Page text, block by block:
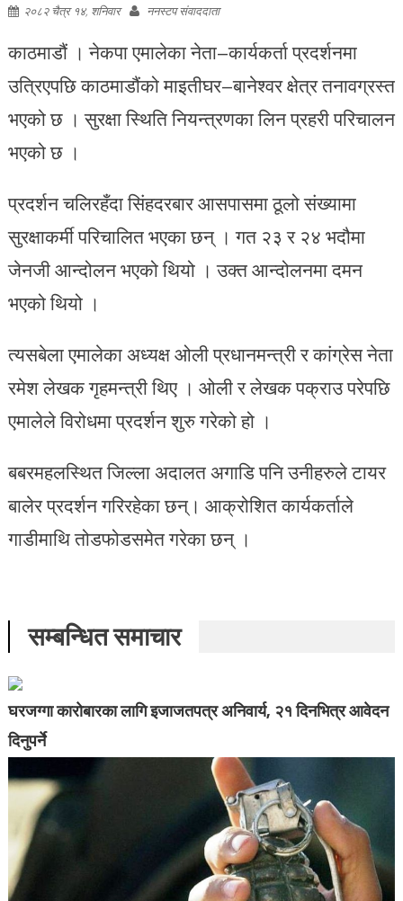
२०८२ चैत्र १४, शनिवार ननस्टप संवाददाता
काठमाडौं । नेकपा एमालेका नेता–कार्यकर्ता प्रदर्शनमा
उत्रिएपछि काठमाडौंको माइतीघर–बानेश्वर क्षेत्र तनावग्रस्त
भएको छ । सुरक्षा स्थिति नियन्त्रणका लिन प्रहरी परिचालन
भएको छ ।
प्रदर्शन चलिरहँदा सिंहदरबार आसपासमा ठूलो संख्यामा
सुरक्षाकर्मी परिचालित भएका छन् । गत २३ र २४ भदौमा
जेनजी आन्दोलन भएको थियो । उक्त आन्दोलनमा दमन
भएको थियो ।
त्यसबेला एमालेका अध्यक्ष ओली प्रधानमन्त्री र कांग्रेस नेता
रमेश लेखक गृहमन्त्री थिए । ओली र लेखक पक्राउ परेपछि
एमालेले विरोधमा प्रदर्शन शुरु गरेको हो ।
बबरमहलस्थित जिल्ला अदालत अगाडि पनि उनीहरुले टायर
बालेर प्रदर्शन गरिरहेका छन्। आक्रोशित कार्यकर्ताले
गाडीमाथि तोडफोडसमेत गरेका छन् ।
सम्बन्धित समाचार
घरजग्गा कारोबारका लागि इजाजतपत्र अनिवार्य, २१ दिनभित्र आवेदन
दिनुपर्ने